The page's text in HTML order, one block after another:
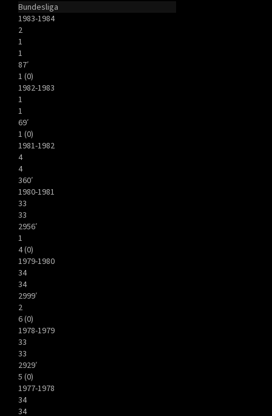
Bundesliga
1983-1984
2
1
1
87′
1 (0)
1982-1983
1
1
69′
1 (0)
1981-1982
4
4
360′
1980-1981
33
33
2956′
1
4 (0)
1979-1980
34
34
2999′
2
6 (0)
1978-1979
33
33
2929′
5 (0)
1977-1978
34
34